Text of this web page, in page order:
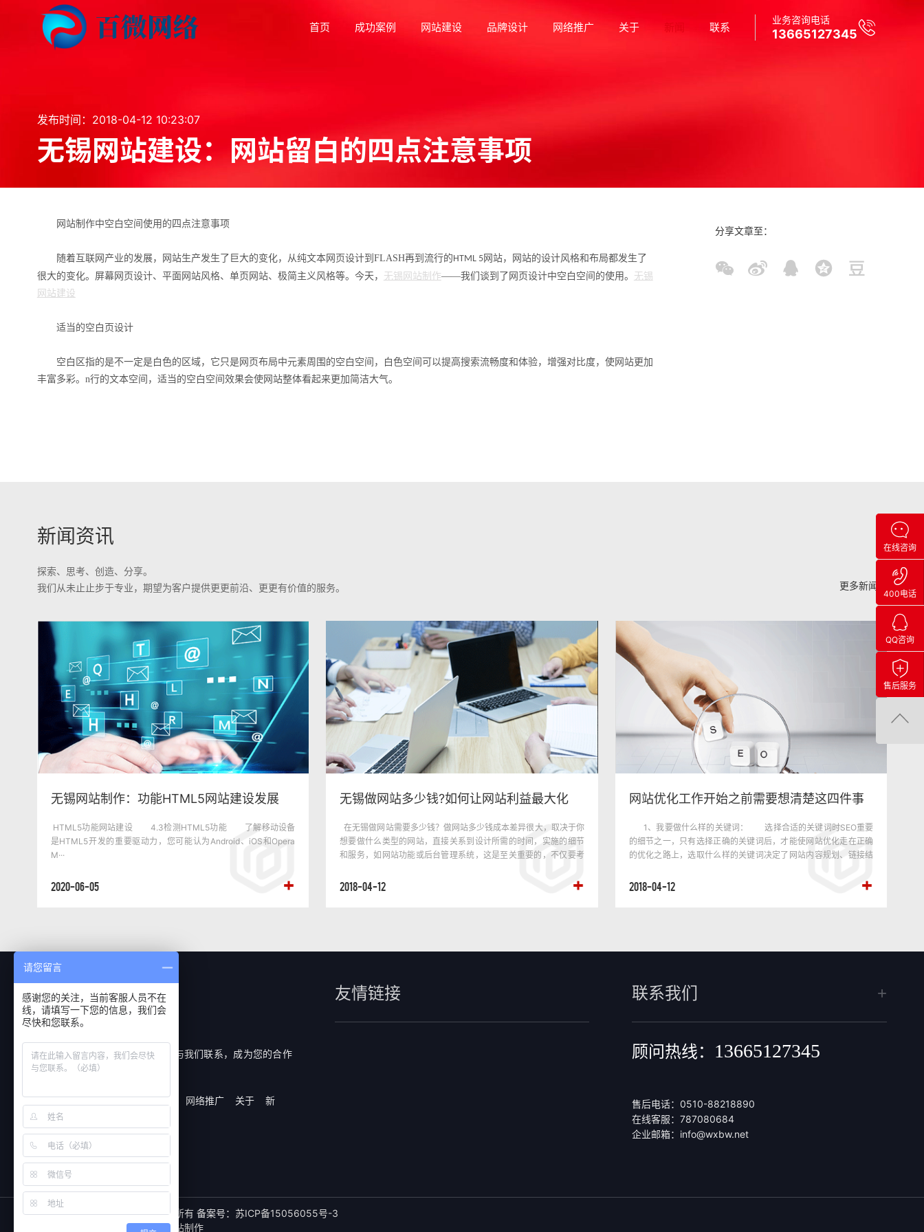
首页 成功案例 网站建设 品牌设计 网络推广 关于 新闻 联系
业务咨询电话
13665127345
发布时间：2018-04-12 10:23:07
无锡网站建设：网站留白的四点注意事项
网站制作中空白空间使用的四点注意事项
随着互联网产业的发展，网站生产发生了巨大的变化，从纯文本网页设计到 FLASH再到流行的HTML 5网站，网站的设计风格和布局都发生了
很大的变化。屏幕网页设计、平面网站风格、单页网站、极简主义风格等。今天， 无锡网站制作——我们谈到了网页设计中空白空间的使用。 无锡
网站建设
适当的空白页设计
空白区指的是不一定是白色的区域，它只是网页布局中元素周围的空白空间，白色空间可以提高搜索流畅度和体验，增强对比度，使网站更加
丰富多彩。 n行的文本空间，适当的空白空间效果会使网站整体看起来更加简洁大气。
分享文章至：
新闻资讯
探索、思考、创造、分享。
我们从未⽌止步于专业，期望为客户提供更更前沿、更更有价值的服务。
更多新闻 +
无锡网站制作：功能HTML5网站建设发展
HTML5功能网站建设 4.3检测HTML5功能 了解移动设备
是HTML5开发的重要驱动力，您可能认为Android、iOS和Opera
M···
2020-06-05
无锡做网站多少钱?如何让网站利益最大化
在无锡做网站需要多少钱？做网站多少钱成本差异很大，取决于你
想要做什么类型的网站，直接关系到设计所需的时间，实施的细节
和服务，如网站功能或后台管理系统，这是至关重要的，不仅要考
的商业价值···
2018-04-12
网站优化工作开始之前需要想清楚这四件事
1、我要做什么样的关键词： 选择合适的关键词时SEO重要
的细节之一，只有选择正确的关键词后，才能使网站优化走在正确
的优化之路上，选取什么样的关键词决定了网站内容规划、链接结
标关键词必须和网站···
2018-04-12
我们很乐意倾听您的声音！即刻与我们联系，成为您的合作
伙伴。
成功案例 网站建设 品牌设计 网络推广 关于
新
闻
联系
友情链接 联系我们
顾问热线： 13665127345
售后电话：0510-88218890
在线客服：787080684
企业邮箱： info@wxbw.net
无锡百微网络科技有限公司 版权所有 备案号： 苏ICP备15056055号-3
无锡网站建设 无锡网站制作
在线咨询
400电话
QQ咨询
售后服务
请您留言
感谢您的关注，当前客服人员不在
线，请填写一下您的信息，我们会
尽快和您联系。